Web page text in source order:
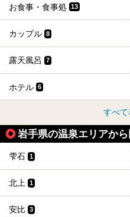
お食事・食事処 13
カップル 8
露天風呂 7
ホテル 6
すべて
岩手県の温泉エリアか
雫石 1
北上 1
安比 3